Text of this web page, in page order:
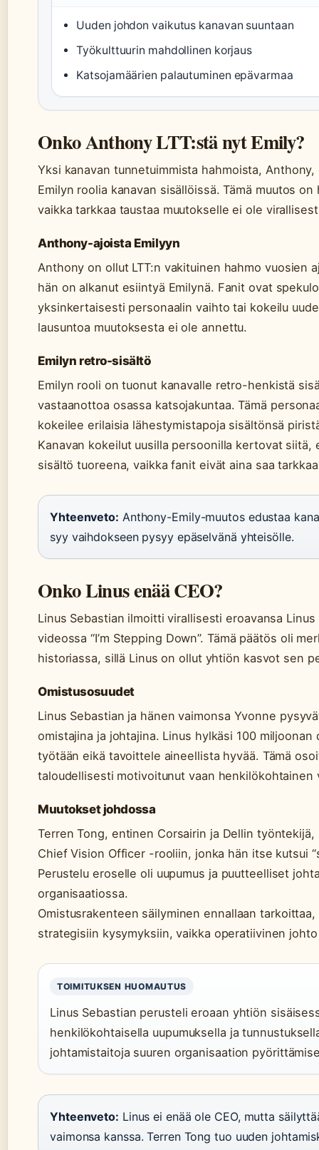
Uuden johdon vaikutus kanavan suuntaan
Työkulttuurin mahdollinen korjaus
Katsojamäärien palautuminen epävarmaa
Onko Anthony LTT:stä nyt Emily?
Yksi kanavan tunnetuimmista hahmoista,
Emilyn roolia kanavan sisällöissä. Tämä muutos
vaikka tarkkaa taustaa muutokselle ei ole
Anthony-ajoista Emilyyn
Anthony on ollut LTT:n vakituinen hahmo vuosien
hän on alkanut esiintyä Emilynä. Fanit ovat
yksinkertaisesti personaalin vaihto tai kokeilu
lausuntoa muutoksesta ei ole annettu.
Emilyn retro-sisältö
Emilyn rooli on tuonut kanavalle retro-henkistä
vastaanottoa osassa katsojakuntaa. Tämä
kokeilee erilaisia lähestymistapoja sisältönsä
Kanavan kokeilut uusilla persoonilla kertovat
sisältö tuoreena, vaikka fanit eivät aina saa
Yhteenveto: Anthony-Emily-muutos edustaa
syy vaihdokseen pysyy epäselvänä yhteisölle.
Onko Linus enää CEO?
Linus Sebastian ilmoitti virallisesti eroavansa
videossa “I’m Stepping Down”. Tämä päätös oli
historiassa, sillä Linus on ollut yhtiön kasvot sen
Omistusosuudet
Linus Sebastian ja hänen vaimonsa Yvonne
omistajina ja johtajina. Linus hylkäsi 100
työtään eikä tavoittele aineellista hyvää. Tämä
taloudellisesti motivoitunut vaan henkilökohtainen
Muutokset johdossa
Terren Tong, entinen Corsairin ja Dellin
Chief Vision Officer -rooliin, jonka hän itse kutsui
Perustelu eroselle oli uupumus ja puutteelliset
organisaatiossa.
Omistusrakenteen säilyminen ennallaan
strategisiin kysymyksiin, vaikka operatiivinen
TOIMITUKSEN HUOMAUTUS
Linus Sebastian perusteli eroaan yhtiön
henkilökohtaisella uupumuksella ja
johtamistaitoja suuren organisaation
Yhteenveto: Linus ei enää ole CEO, mutta
vaimonsa kanssa. Terren Tong tuo uuden